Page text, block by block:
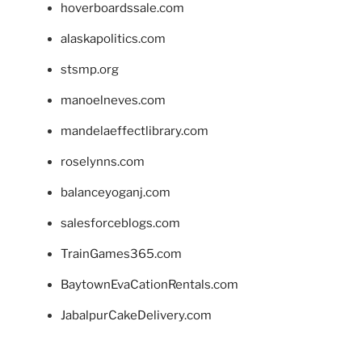
hoverboardssale.com
alaskapolitics.com
stsmp.org
manoelneves.com
mandelaeffectlibrary.com
roselynns.com
balanceyoganj.com
salesforceblogs.com
TrainGames365.com
BaytownEvaCationRentals.com
JabalpurCakeDelivery.com